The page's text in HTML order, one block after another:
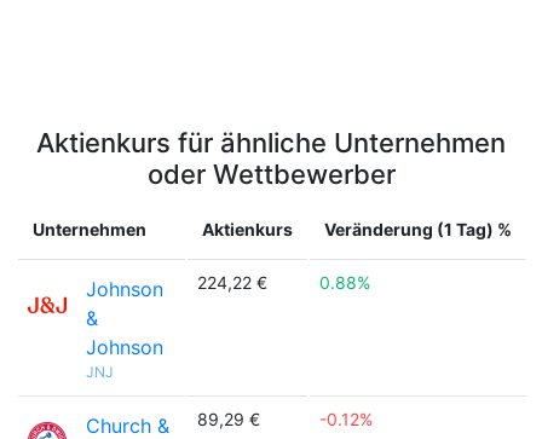
Aktienkurs für ähnliche Unternehmen
oder Wettbewerber
Unternehmen Aktienkurs Veränderung (1 Tag) %
Johnson
&
Johnson
JNJ
224,22 € 0.88%
Church &
89,29 € -0.12%